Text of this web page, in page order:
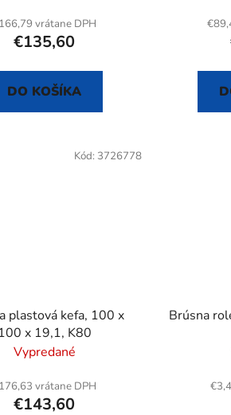
vrátane DPH
€135,60
DO KOŠÍKA
plastová kefa, 100 x
100 x 19,1, K80
Vypredané
vrátane DPH
€143,60
Kód: 3726778
Brúsna